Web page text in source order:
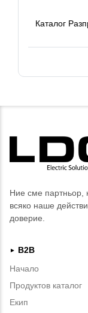
Каталог
Ние сме партньор,
всяко наше
доверие.
►
B2B
Начало
Продуктов каталог
Екип